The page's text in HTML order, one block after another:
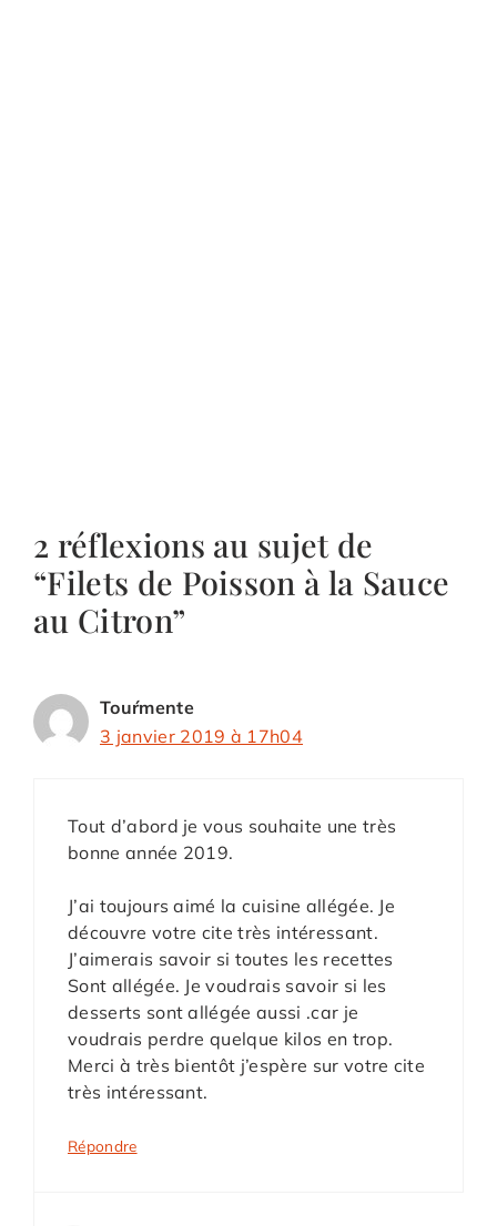
2 réflexions au sujet de
“Filets de Poisson à la Sauce
au Citron”
Touŕmente
3 janvier 2019 à 17h04
Tout d’abord je vous souhaite une très
bonne année 2019.
J’ai toujours aimé la cuisine allégée. Je
découvre votre cite très intéressant.
J’aimerais savoir si toutes les recettes
Sont allégée. Je voudrais savoir si les
desserts sont allégée aussi .car je
voudrais perdre quelque kilos en trop.
Merci à très bientôt j’espère sur votre cite
très intéressant.
Répondre